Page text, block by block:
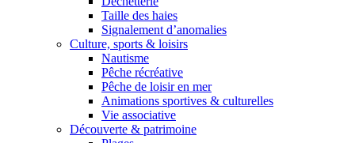
Taille des haies
Signalement d’anomalies
Culture, sports & loisirs
Nautisme
Pêche récréative
Pêche de loisir en mer
Animations sportives & culturelles
Vie associative
Découverte & patrimoine